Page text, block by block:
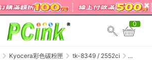
0
Kyocera彩色碳粉匣
tk-8349 / 2552ci